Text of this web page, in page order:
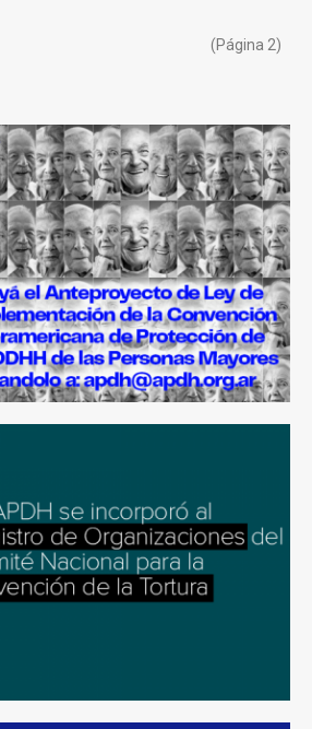
(Página 2)